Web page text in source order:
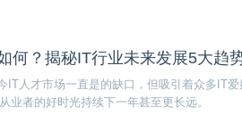
何？揭秘IT行业未来发展5大趋势
IT人才市场一直是的缺口，但吸引着众多IT
业者的好时光持续下一年甚至更长远。